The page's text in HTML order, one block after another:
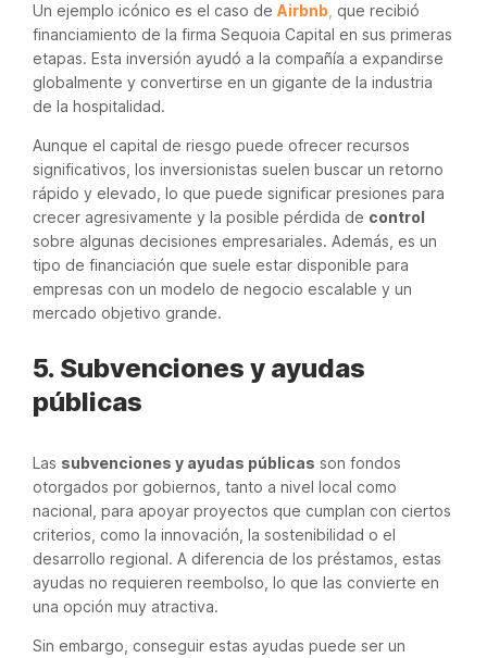
Un ejemplo icónico es el caso de Airbnb que recibió
financiamiento de la firma Sequoia Capital en sus primeras
etapas. Esta inversión ayudó a la compañía a expandirse
globalmente y convertirse en un gigante de la industria
de la hospitalidad.
Aunque el capital de riesgo puede ofrecer recursos
significativos, los inversionistas suelen buscar un retorno
rápido y elevado, lo que puede significar presiones para
crecer agresivamente y la posible pérdida de control
sobre algunas decisiones empresariales. Además, es un
tipo de financiación que suele estar disponible para
empresas con un modelo de negocio escalable y un
mercado objetivo grande.
5. Subvenciones y ayudas
públicas
Las subvenciones y ayudas públicas son fondos
otorgados por gobiernos, tanto a nivel local como
nacional, para apoyar proyectos que cumplan con ciertos
criterios, como la innovación, la sostenibilidad o el
desarrollo regional. A diferencia de los préstamos, estas
ayudas no requieren reembolso, lo que las convierte en
una opción muy atractiva.
Sin embargo, conseguir estas ayudas puede ser un